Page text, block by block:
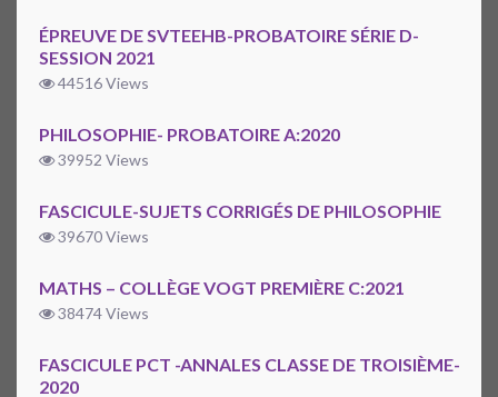
ÉPREUVE DE SVTEEHB-PROBATOIRE SÉRIE D-
SESSION 2021
44516 Views
PHILOSOPHIE- PROBATOIRE A:2020
39952 Views
FASCICULE-SUJETS CORRIGÉS DE PHILOSOPHIE
39670 Views
MATHS – COLLÈGE VOGT PREMIÈRE C:2021
38474 Views
FASCICULE PCT -ANNALES CLASSE DE TROISIÈME-
2020